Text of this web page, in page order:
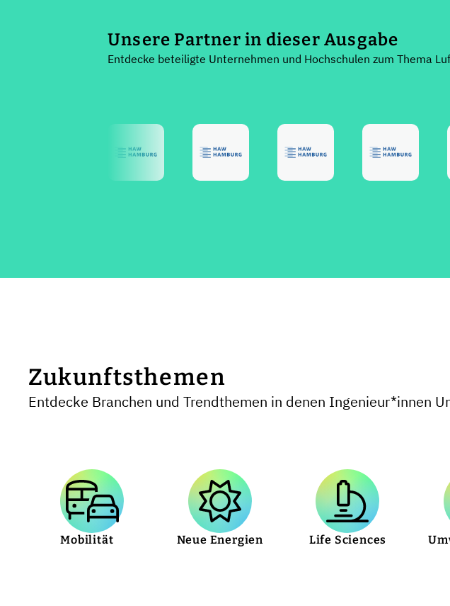
Unsere Partner in dieser Ausgabe
Entdecke beteiligte Unternehmen und Hochschulen zum Thema
Zukunftsthemen
Entdecke Branchen und Trendthemen in denen Ingenieur*innen
Mobilität Neue Energien Life Sciences